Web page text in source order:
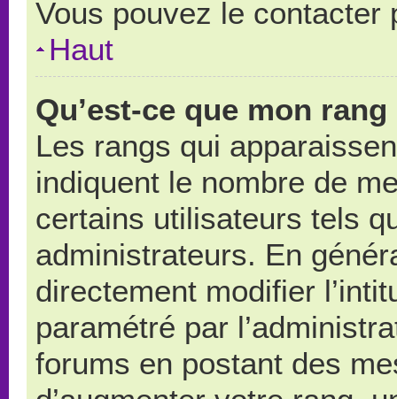
Vous pouvez le contacter
Haut
Qu’est-ce que mon
Les rangs qui
indiquent le nombre de
certains utilisateurs tels
administrateurs. En
directement modifier
paramétré par
forums en postant des